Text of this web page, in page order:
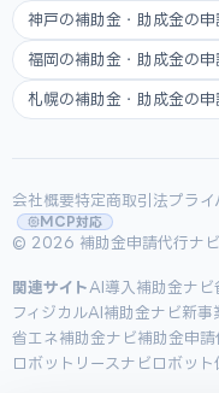
神戸の補助金・助成金の
福岡の補助金・助成金の
札幌の補助金・助成金の
会社概要特定商取引法プライ
MCP対応
© 2026 補助金申請代行ナビ
関連サイト AI導入補助金ナビ
フィジカルAI補助金ナビ新事
省エネ補助金ナビ補助金申請
ロボットリースナビ ロボット